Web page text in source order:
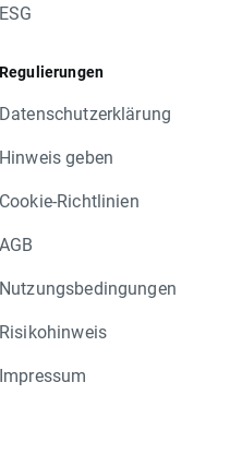
ESG
Regulierungen
Datenschutzerklärung
Hinweis geben
Cookie-Richtlinien
AGB
Nutzungsbedingungen
Risikohinweis
Impressum